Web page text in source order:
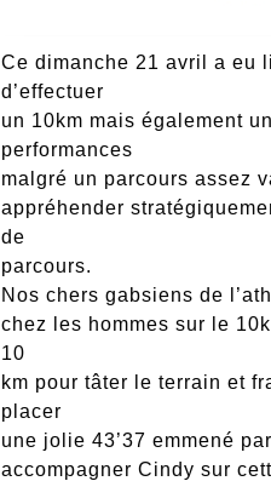
Ce dimanche 21 avril a eu
d’effectuer
un 10km mais également
performances
malgré un parcours assez
appréhender
de
parcours.
Nos chers gabsiens de
chez les hommes sur le
10
km pour tâter le terrain et
placer
une jolie 43’37 emmené
accompagner Cindy sur